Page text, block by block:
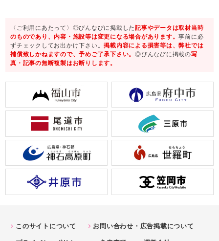
〈ご利用にあたって〉◎びんなびに掲載した記事やデータは取材当時
のものであり、内容・施設等は変更になる場合があります。事前に必
ずチェックしてお出かけ下さい。掲載内容による損害等は、弊社では
補償致しかねますので、予めご了承下さい。◎びんなびに掲載の写
真・記事の無断複製はお断りします。
このサイトについて
お問い合わせ・広告掲載について